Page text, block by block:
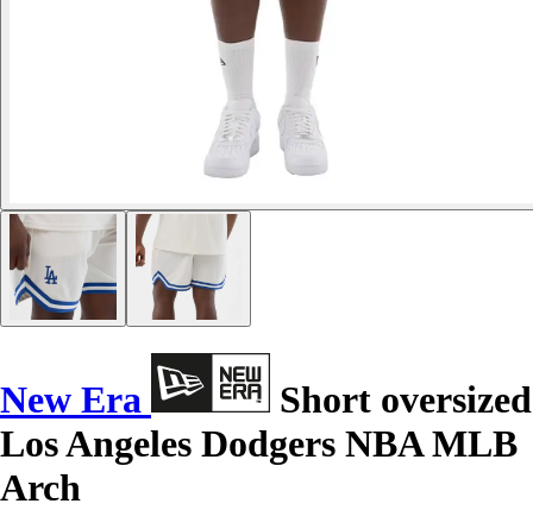
New Era
Short oversized
Los Angeles Dodgers NBA MLB
Arch